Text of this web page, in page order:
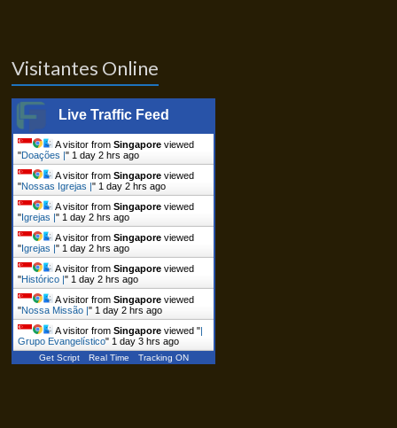
Visitantes Online
Live Traffic Feed
A visitor fromSingapore viewed
"Doações |" 1 day 2 hrs ago
A visitor fromSingapore viewed
"Nossas Igrejas |" 1 day 2 hrs ago
A visitor fromSingapore viewed
"Igrejas |" 1 day 2 hrs ago
A visitor fromSingapore viewed
"Igrejas |" 1 day 2 hrs ago
A visitor fromSingapore viewed
"Histórico |" 1 day 2 hrs ago
A visitor fromSingapore viewed
"Nossa Missão |" 1 day 2 hrs ago
A visitor fromSingapore viewed "|
Grupo Evangelístico" 1 day 3 hrs ago
Get Script Real Time Tracking ON